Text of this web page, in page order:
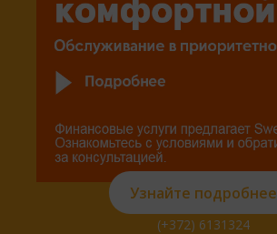
Узнайте подробнее
(+372) 6131324